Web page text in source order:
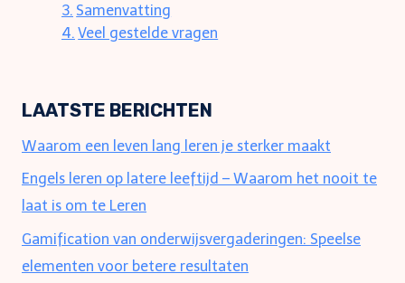
Samenvatting
Veel gestelde vragen
LAATSTE BERICHTEN
Waarom een leven lang leren je sterker maakt
Engels leren op latere leeftijd – Waarom het nooit te
laat is om te Leren
Gamification van onderwijsvergaderingen: Speelse
elementen voor betere resultaten